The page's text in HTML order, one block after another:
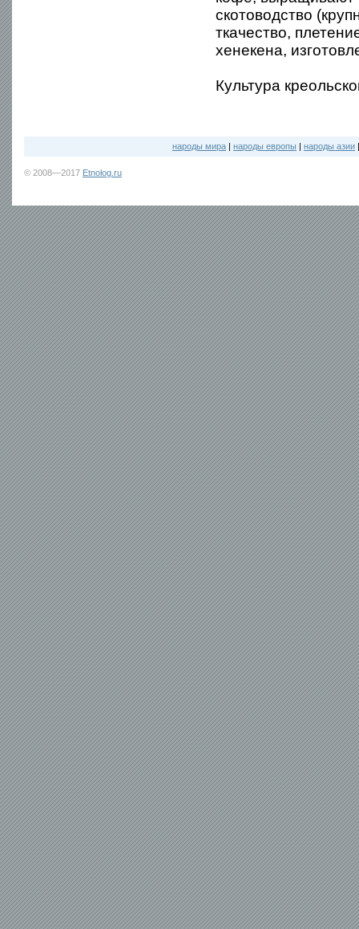
скотоводство
ткачество,
хенекена,
Культура
народы мира | народы европы | народы азии
© 2008—2017 Etnolog.ru